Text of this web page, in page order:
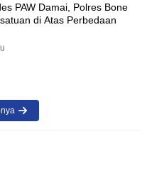
PAW Damai, Polres Bone
di Atas Perbedaan